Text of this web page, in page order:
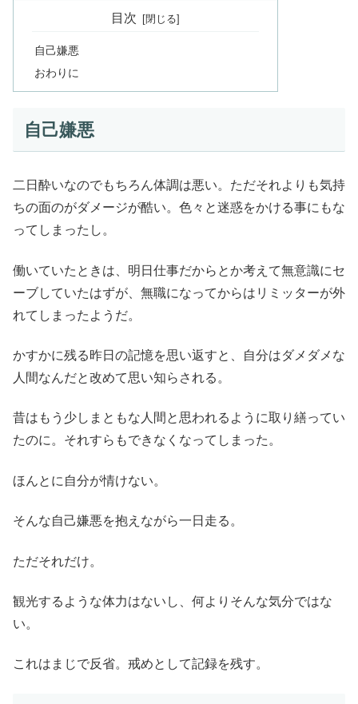
目次
自己嫌悪
おわりに
自己嫌悪
二日酔いなのでもちろん体調は悪い。ただそれよりも気持
ちの面のがダメージが酷い。色々と迷惑をかける事にもな
ってしまったし。
働いていたときは、明日仕事だからとか考えて無意識にセ
ーブしていたはずが、無職になってからはリミッターが外
れてしまったようだ。
かすかに残る昨日の記憶を思い返すと、自分はダメダメな
人間なんだと改めて思い知らされる。
昔はもう少しまともな人間と思われるように取り繕ってい
たのに。それすらもできなくなってしまった。
ほんとに自分が情けない。
そんな自己嫌悪を抱えながら一日走る。
ただそれだけ。
観光するような体力はないし、何よりそんな気分ではな
い。
これはまじで反省。戒めとして記録を残す。